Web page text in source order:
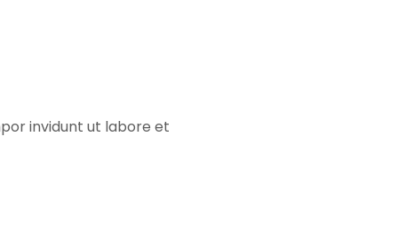
invidunt ut labore et